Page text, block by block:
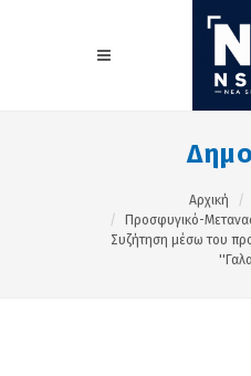
Αρχική
Προσφυγικό-
Συζήτηση μέσω του